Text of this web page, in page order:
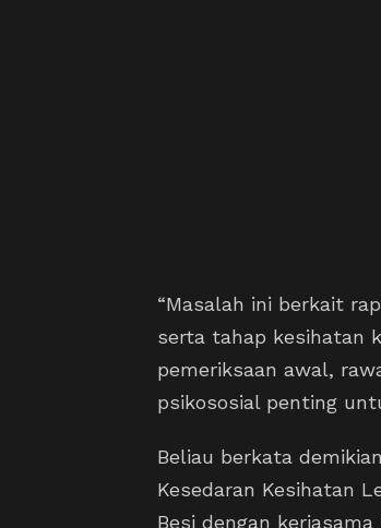
“Masalah ini berkait
serta tahap kesihatan
pemeriksaan awal,
psikososial penting
Beliau berkata
Kesedaran Kesihatan
Besi dengan